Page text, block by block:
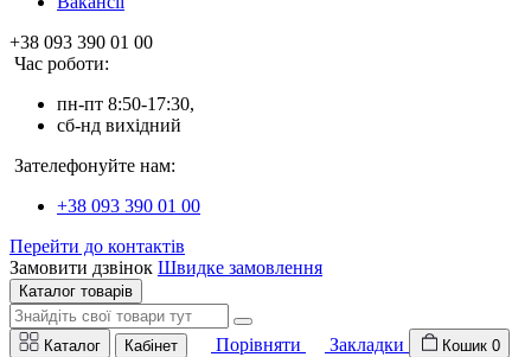
+38 093 390 01 00
Час роботи:
пн-пт 8:50-17:30,
сб-нд вихідний
Зателефонуйте нам:
+38 093 390 01 00
Перейти до контактів
Замовити дзвінок Швидке замовлення
Каталог товарів
Каталог Кабінет Порівняти Закладки Кошик 0